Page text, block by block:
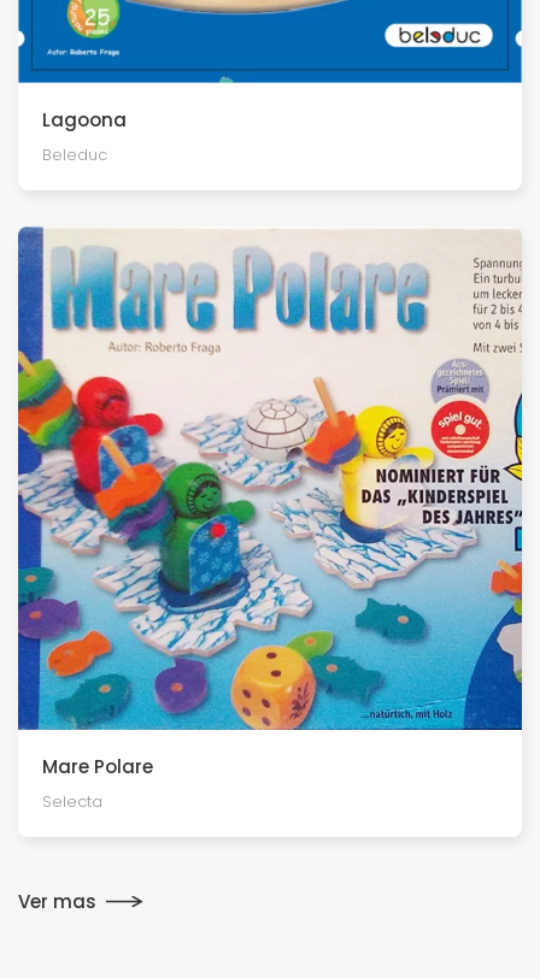
Lagoona
Beleduc
Mare Polare
Selecta
Ver mas